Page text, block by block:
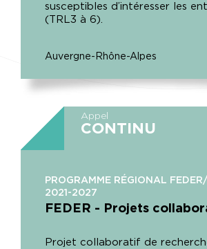
susceptibles d’intéresser les
(TRL3 à 6).
Auvergne-Rhône-Alpes
Appel
CONTINU
PROGRAMME RÉGIONAL
2021-2027
FEDER - Projets
Projet collaboratif de